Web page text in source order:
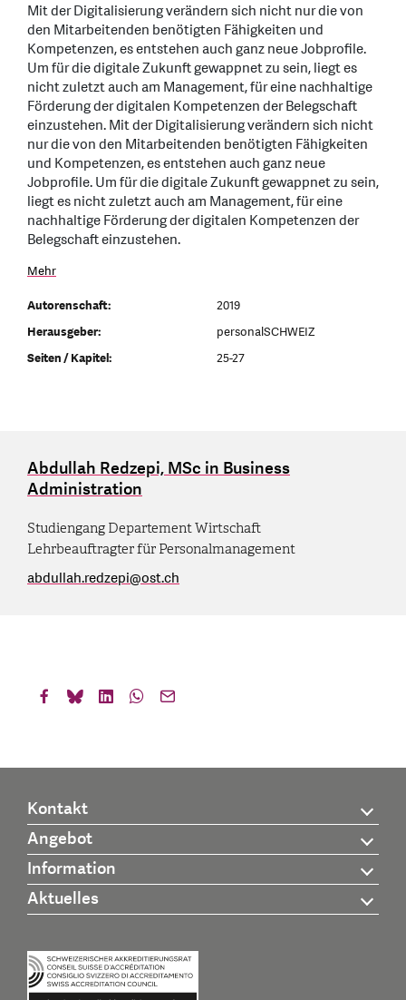
Mit der Digitalisierung verändern sich nicht nur die von
den Mitarbeitenden benötigten Fähigkeiten und
Kompetenzen, es entstehen auch ganz neue Jobprofile.
Um für die digitale Zukunft gewappnet zu sein, liegt es
nicht zuletzt auch am Management, für eine nachhaltige
Förderung der digitalen Kompetenzen der Belegschaft
einzustehen. Mit der Digitalisierung verändern sich nicht
nur die von den Mitarbeitenden benötigten Fähigkeiten
und Kompetenzen, es entstehen auch ganz neue
Jobprofile. Um für die digitale Zukunft gewappnet zu sein,
liegt es nicht zuletzt auch am Management, für eine
nachhaltige Förderung der digitalen Kompetenzen der
Belegschaft einzustehen.
Mehr
Autorenschaft:
2019
Herausgeber:
personalSCHWEIZ
Seiten / Kapitel:
25-27
Abdullah Redzepi, MSc in Business
Administration
Studiengang Departement Wirtschaft
Lehrbeauftragter für Personalmanagement
abdullah.redzepi@ost.ch
Kontakt
Angebot
Information
Aktuelles